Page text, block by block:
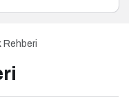
Rehberi